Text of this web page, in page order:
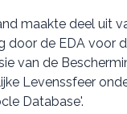
maakte deel uit
door de EDA voor
van de
Levenssfeer
Database'.